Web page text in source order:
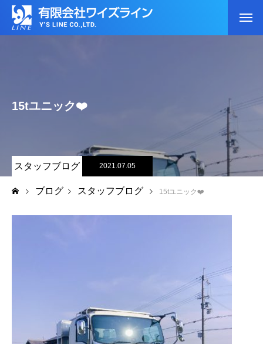
15tユニック❤️
スタッフブログ 2021.07.05
ブログ スタッフブログ 15tユニック❤️